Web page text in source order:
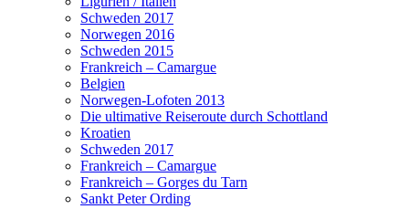
Schweden 2017
Norwegen 2016
Schweden 2015
Frankreich – Camargue
Belgien
Norwegen-Lofoten 2013
Die ultimative Reiseroute durch Schottland
Kroatien
Schweden 2017
Frankreich – Camargue
Frankreich – Gorges du Tarn
Sankt Peter Ording